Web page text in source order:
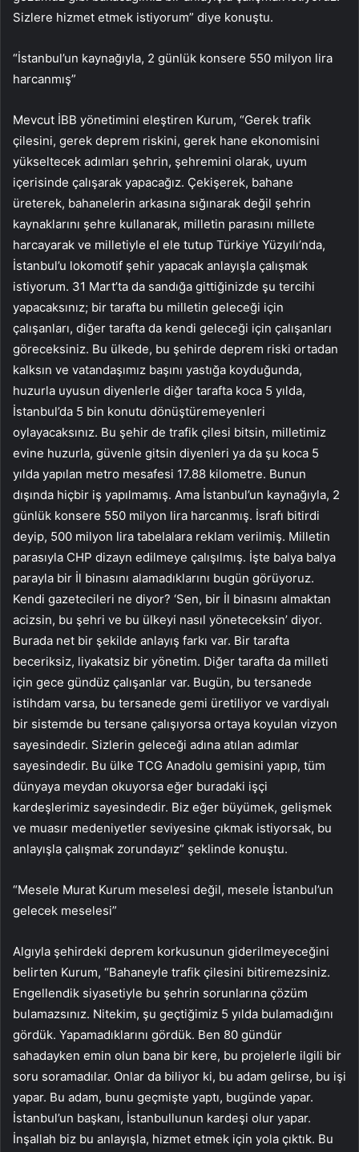
Sizlere hizmet etmek istiyorum” diye konuştu.
“İstanbul’un kaynağıyla, 2 günlük konsere 550 milyon lira
harcanmış”
Mevcut İBB yönetimini eleştiren Kurum, “Gerek trafik
çilesini, gerek deprem riskini, gerek hane ekonomisini
yükseltecek adımları şehrin, şehremini olarak, uyum
içerisinde çalışarak yapacağız. Çekişerek, bahane
üreterek, bahanelerin arkasına sığınarak değil şehrin
kaynaklarını şehre kullanarak, milletin parasını millete
harcayarak ve milletiyle el ele tutup Türkiye Yüzyılı’nda,
İstanbul’u lokomotif şehir yapacak anlayışla çalışmak
istiyorum. 31 Mart’ta da sandığa gittiğinizde şu tercihi
yapacaksınız; bir tarafta bu milletin geleceği için
çalışanları, diğer tarafta da kendi geleceği için çalışanları
göreceksiniz. Bu ülkede, bu şehirde deprem riski ortadan
kalksın ve vatandaşımız başını yastığa koyduğunda,
huzurla uyusun diyenlerle diğer tarafta koca 5 yılda,
İstanbul’da 5 bin konutu dönüştüremeyenleri
oylayacaksınız. Bu şehir de trafik çilesi bitsin, milletimiz
evine huzurla, güvenle gitsin diyenleri ya da şu koca 5
yılda yapılan metro mesafesi 17.88 kilometre. Bunun
dışında hiçbir iş yapılmamış. Ama İstanbul’un kaynağıyla, 2
günlük konsere 550 milyon lira harcanmış. İsrafı bitirdi
deyip, 500 milyon lira tabelalara reklam verilmiş. Milletin
parasıyla CHP dizayn edilmeye çalışılmış. İşte balya balya
parayla bir İl binasını alamadıklarını bugün görüyoruz.
Kendi gazetecileri ne diyor? ‘Sen, bir İl binasını almaktan
acizsin, bu şehri ve bu ülkeyi nasıl yöneteceksin’ diyor.
Burada net bir şekilde anlayış farkı var. Bir tarafta
beceriksiz, liyakatsiz bir yönetim. Diğer tarafta da milleti
için gece gündüz çalışanlar var. Bugün, bu tersanede
istihdam varsa, bu tersanede gemi üretiliyor ve vardiyalı
bir sistemde bu tersane çalışıyorsa ortaya koyulan vizyon
sayesindedir. Sizlerin geleceği adına atılan adımlar
sayesindedir. Bu ülke TCG Anadolu gemisini yapıp, tüm
dünyaya meydan okuyorsa eğer buradaki işçi
kardeşlerimiz sayesindedir. Biz eğer büyümek, gelişmek
ve muasır medeniyetler seviyesine çıkmak istiyorsak, bu
anlayışla çalışmak zorundayız” şeklinde konuştu.
“Mesele Murat Kurum meselesi değil, mesele İstanbul’un
gelecek meselesi”
Algıyla şehirdeki deprem korkusunun giderilmeyeceğini
belirten Kurum, “Bahaneyle trafik çilesini bitiremezsiniz.
Engellendik siyasetiyle bu şehrin sorunlarına çözüm
bulamazsınız. Nitekim, şu geçtiğimiz 5 yılda bulamadığını
gördük. Yapamadıklarını gördük. Ben 80 gündür
sahadayken emin olun bana bir kere, bu projelerle ilgili bir
soru soramadılar. Onlar da biliyor ki, bu adam gelirse, bu işi
yapar. Bu adam, bunu geçmişte yaptı, bugünde yapar.
İstanbul’un başkanı, İstanbullunun kardeşi olur yapar.
İnşallah biz bu anlayışla, hizmet etmek için yola çıktık. Bu